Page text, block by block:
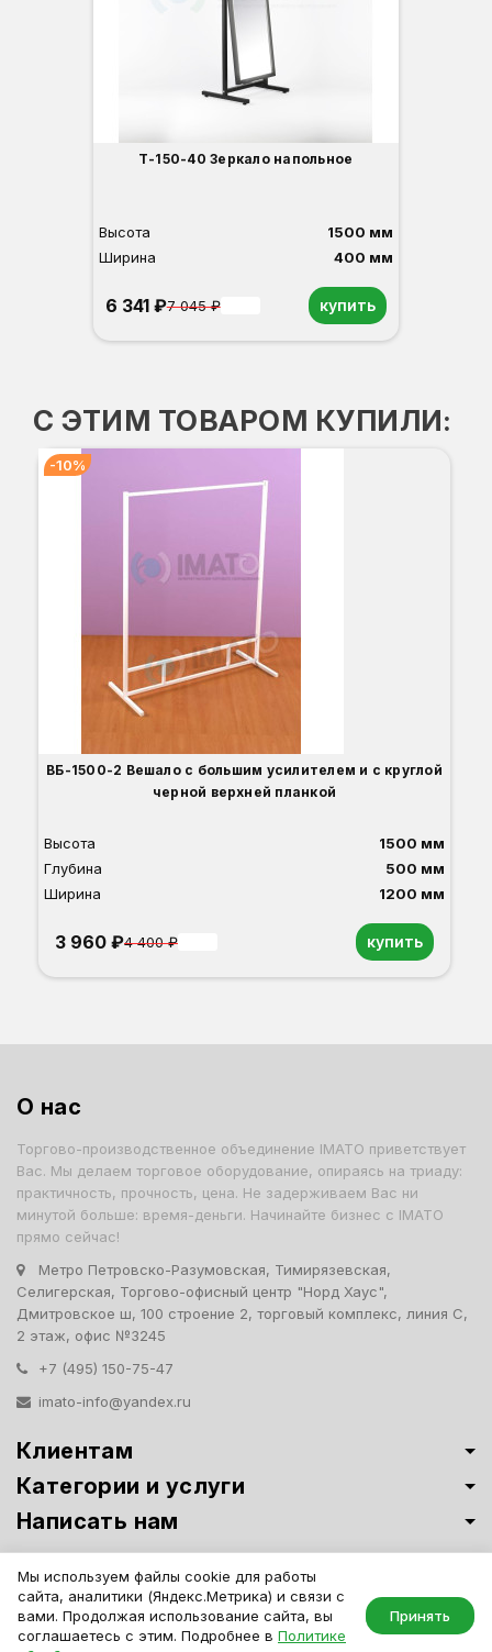
Т-150-40 Зеркало напольное
Высота
1500 мм
Ширина
400 мм
6 341 ₽7 045 ₽ купить
С ЭТИМ ТОВАРОМ КУПИЛИ:
-10%
ВБ-1500-2 Вешало с большим усилителем и с круглой
черной верхней планкой
Высота
1500 мм
Глубина
500 мм
Ширина
1200 мм
3 960 ₽4 400 ₽ купить
О нас
Торгово-производственное объединение IMATO приветствует
Вас. Мы делаем торговое оборудование, опираясь на триаду:
практичность, прочность, цена. Не задерживаем Вас ни
минутой больше: время-деньги. Начинайте бизнес с IMATO
прямо сейчас!
Метро Петровско-Разумовская, Тимирязевская,
Селигерская, Торгово-офисный центр "Норд Хаус",
Дмитровское ш, 100 строение 2, торговый комплекс, линия С,
2 этаж, офис №3245
+7 (495) 150-75-47
imato-info@yandex.ru
Клиентам
Категории и услуги
Написать нам
Витрины премиум-класса ИМАТО
Политика обработки персональных
данных
IMATO. Интернет Магазин Торговой И Офисной Мебели. ООО "ИМАТО",
ИНН 7717506114 КПП 771701001, ОГРН 1047796163799
Мы используем файлы cookie для работы
сайта, аналитики (Яндекс.Метрика) и связи с
вами. Продолжая использование сайта, вы
соглашаетесь с этим. Подробнее в Политике
Принять